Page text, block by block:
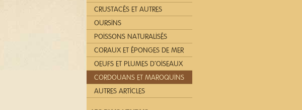
CRUSTACÉS ET AUTRES
OURSINS
POISSONS NATURALISÉS
CORAUX ET ÉPONGES DE MER
OEUFS ET PLUMES D´OISEAUX
CORDOUANS ET MAROQUINS
AUTRES ARTICLES